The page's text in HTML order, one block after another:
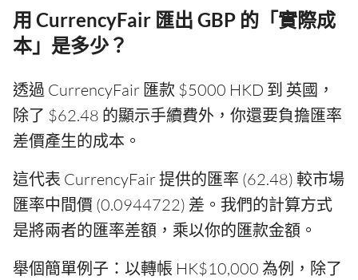
用 CurrencyFair 匯出 GBP 的「實際成
本」是多少？
透過 CurrencyFair 匯款 $5000 HKD 到 英國，
除了 $62.48 的顯示手續費外，你還要負擔匯率
差價產生的成本。
這代表 CurrencyFair 提供的匯率 (62.48) 較市場
匯率中間價 (0.0944722) 差。我們的計算方式
是將兩者的匯率差額，乘以你的匯款金額。
舉個簡單例子：以轉帳 HK$10,000 為例，除了